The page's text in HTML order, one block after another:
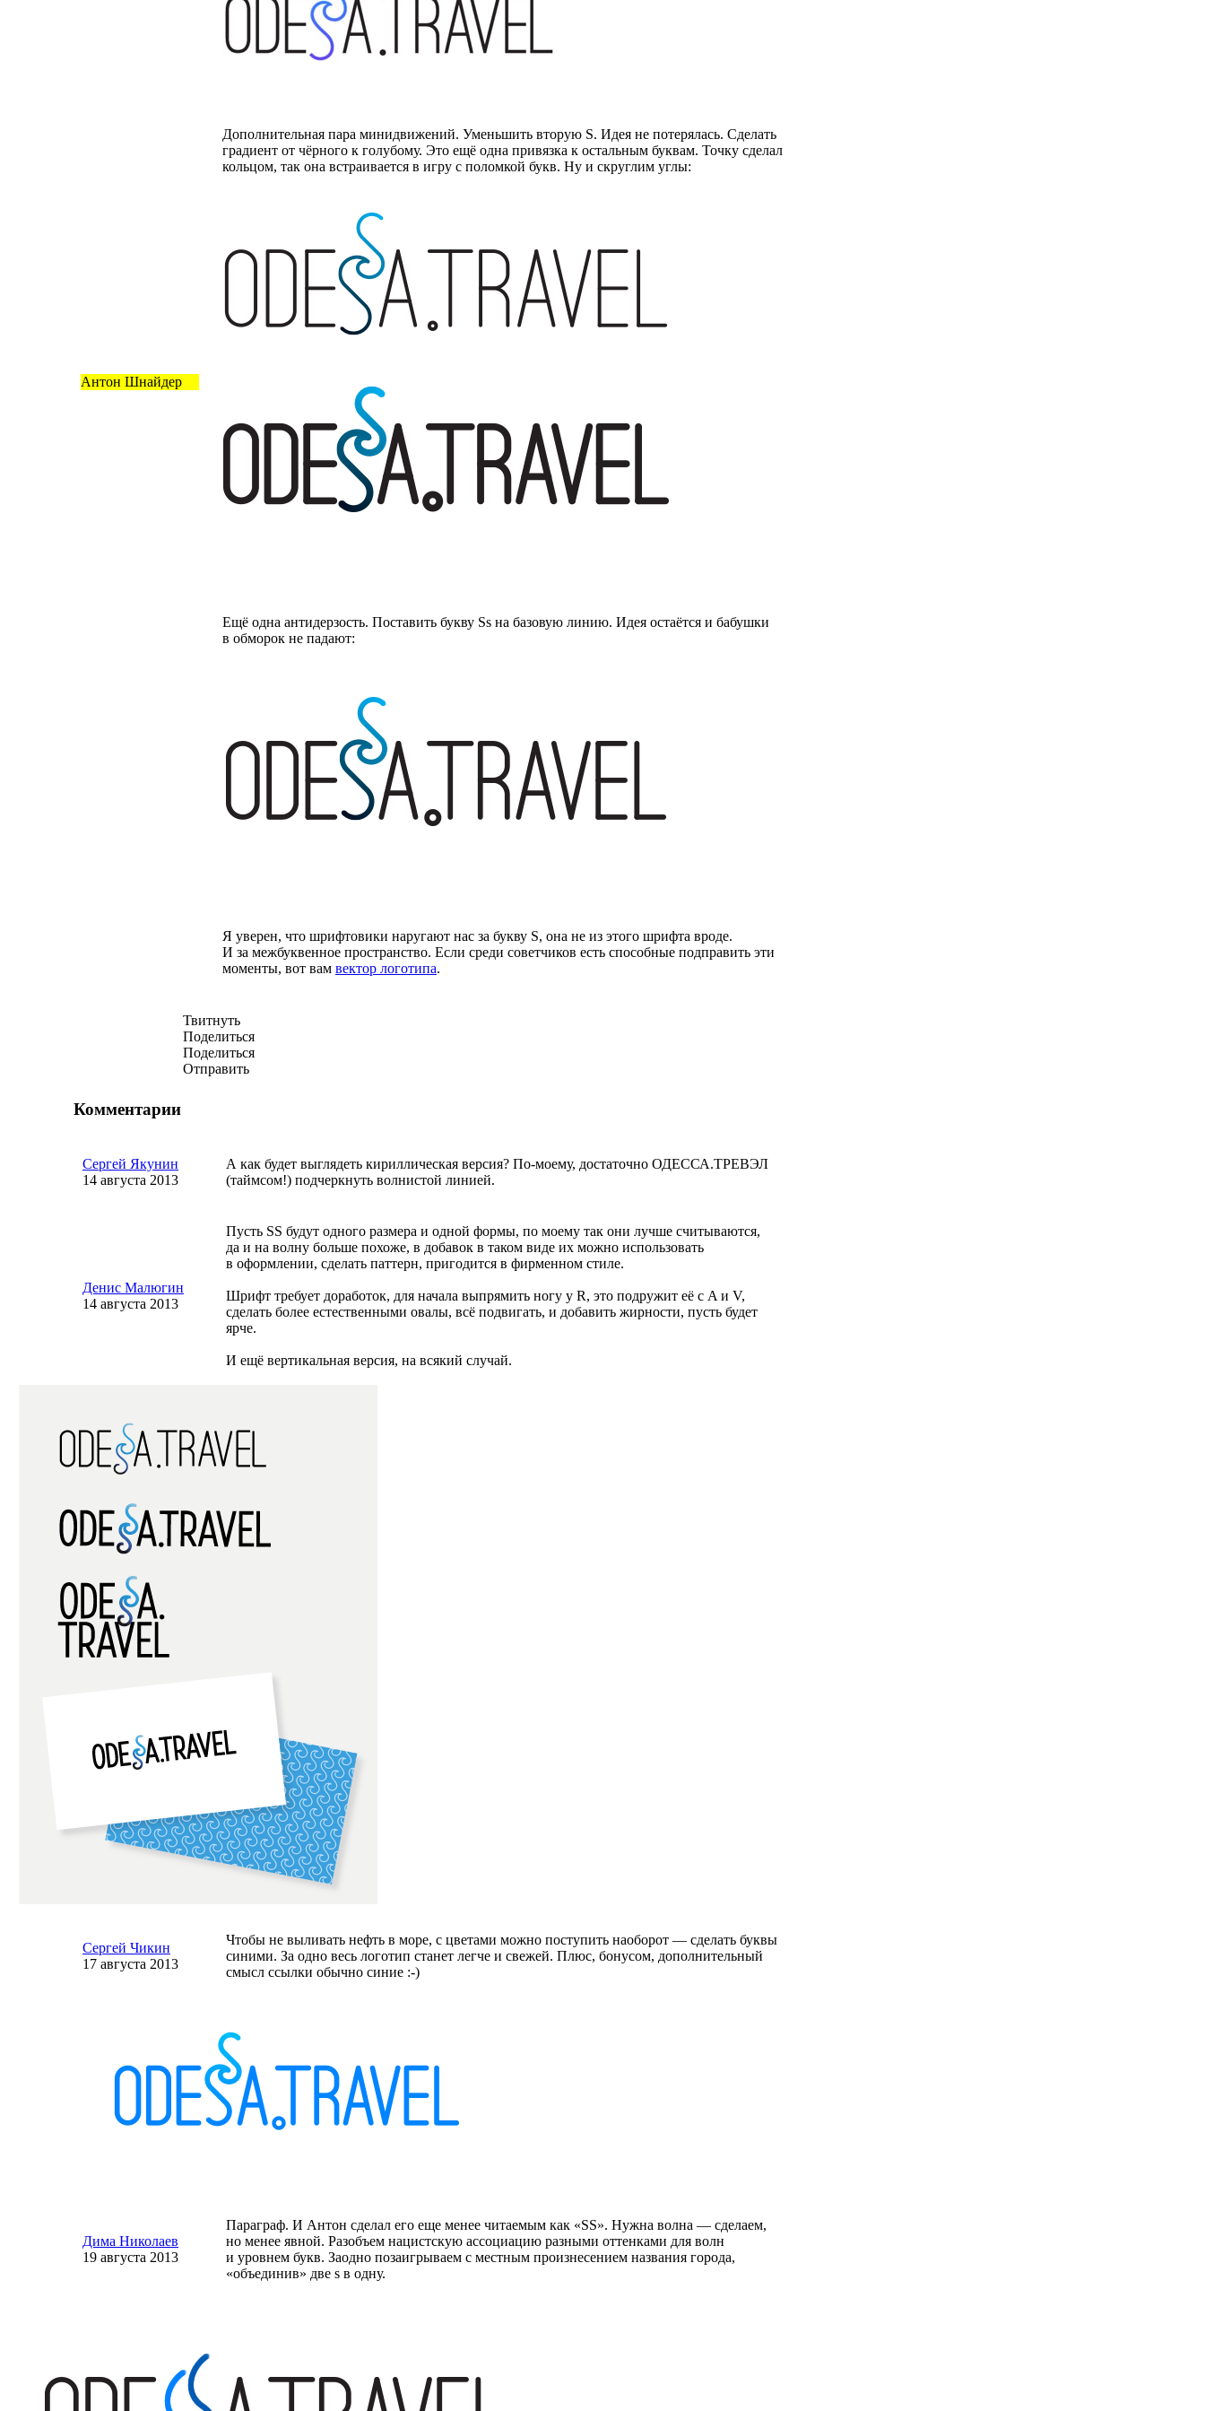
Антон Шнайдер
Дополнительная пара минидвижений. Уменьшить вторую S. Идея не потерялась. Сделать
градиент от чёрного к голубому. Это ещё одна привязка к остальным буквам. Точку сделал
кольцом, так она встраивается в игру с поломкой букв. Ну и скруглим углы:
Ещё одна антидерзость. Поставить букву Ss на базовую линию. Идея остаётся и бабушки
в обморок не падают:
Я уверен, что шрифтовики наругают нас за букву S, она не из этого шрифта вроде.
И за межбуквенное пространство. Если среди советчиков есть способные подправить эти
моменты, вот вам вектор логотипа.
Твитнуть
Поделиться
Поделиться
Отправить
Комментарии
Сергей Якунин
14 августа 2013
А как будет выглядеть кириллическая версия? По-моему, достаточно ОДЕССА.ТРЕВЭЛ
(таймсом!) подчеркнуть волнистой линией.
Денис Малюгин
14 августа 2013
Пусть SS будут одного размера и одной формы, по моему так они лучше считываются,
да и на волну больше похоже, в добавок в таком виде их можно использовать
в оформлении, сделать паттерн, пригодится в фирменном стиле.
Шрифт требует доработок, для начала выпрямить ногу у R, это подружит её с A и V,
сделать более естественными овалы, всё подвигать, и добавить жирности, пусть будет
ярче.
И ещё вертикальная версия, на всякий случай.
Сергей Чикин
17 августа 2013
Чтобы не выливать нефть в море, с цветами можно поступить наоборот — сделать буквы
синими. За одно весь логотип станет легче и свежей. Плюс, бонусом, дополнительный
смысл ссылки обычно синие :-)
Дима Николаев
19 августа 2013
Параграф. И Антон сделал его еще менее читаемым как «SS». Нужна волна — сделаем,
но менее явной. Разобъем нацистскую ассоциацию разными оттенками для волн
и уровнем букв. Заодно позаигрываем с местным произнесением названия города,
«объединив» две s в одну.